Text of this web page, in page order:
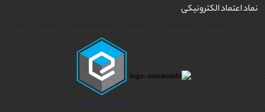
نماد اعتماد الکترونیکی